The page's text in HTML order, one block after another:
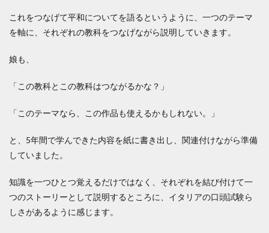
これをつなげて平和についてを語るというように、一つのテーマ
を軸に、それぞれの教科をつなげながら説明していきます。
娘も、
「この教科とこの教科はつながるかな？」
「このテーマなら、この作品も使えるかもしれない。」
と、5年間で学んできた内容を紙に書き出し、関連付けながら準備
していました。
知識を一つひとつ覚えるだけではなく、それぞれを結び付けて一
つのストーリーとして説明するところに、イタリアの口頭試験ら
しさがあるように感じます。